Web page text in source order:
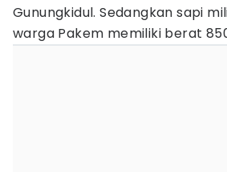
Gunungkidul. Sedangkan sapi
warga Pakem memiliki berat